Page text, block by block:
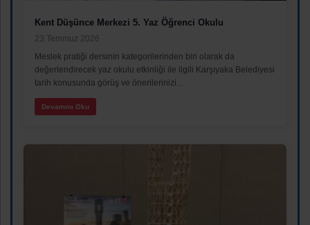
Kent Düşünce Merkezi 5. Yaz Öğrenci Okulu
23 Temmuz 2026
Meslek pratiği dersinin kategorilerinden biri olarak da
değerlendirecek yaz okulu etkinliği ile ilgili Karşıyaka Belediyesi
tarih konusunda görüş ve önerilerinizi...
Devamını Oku